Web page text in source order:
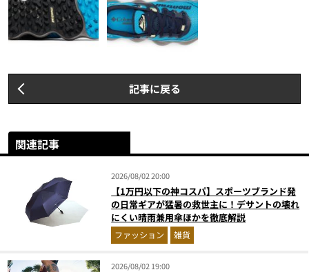
記事に戻る
関連記事
2026/08/02 20:00
【1万円以下の神コスパ】スポーツブランド発
の日常ギアが猛暑の救世主に！デサントの壊れ
にくい晴雨兼用傘ほかを徹底解説
ファッション 雑貨
2026/08/02 19:00